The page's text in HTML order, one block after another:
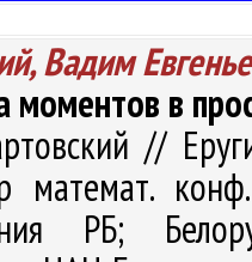
Вадим
в
//
математ.
РБ;